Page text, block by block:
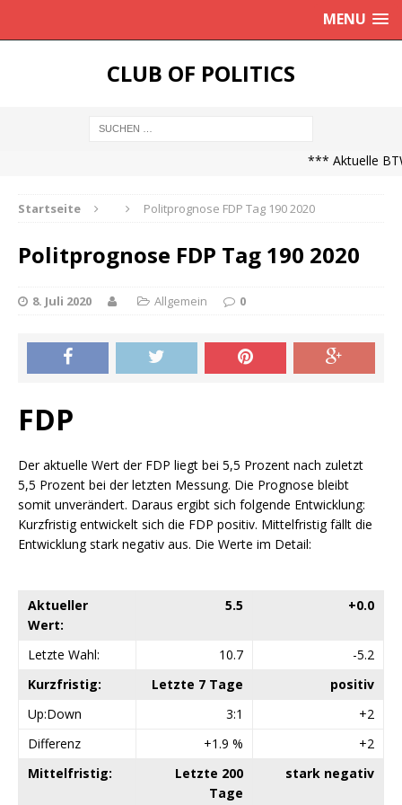
MENU
CLUB OF POLITICS
*** Aktuelle
Startseite Politprognose FDP Tag 190 2020
Politprognose FDP Tag 190 2020
8. Juli 2020 Allgemein 0
FDP
Der aktuelle Wert der FDP liegt bei 5,5 Prozent nach zuletzt
5,5 Prozent bei der letzten Messung. Die Prognose bleibt
somit unverändert. Daraus ergibt sich folgende Entwicklung:
Kurzfristig entwickelt sich die FDP positiv. Mittelfristig fällt die
Entwicklung stark negativ aus. Die Werte im Detail:
Aktueller
Wert:
5.5 +0.0
Letzte Wahl: 10.7
-5.2
Kurzfristig:
Letzte 7 Tage
positiv
Up:Down
3:1
+2
Differenz
+1.9 %
+2
Mittelfristig:
Letzte 200
Tage
stark negativ